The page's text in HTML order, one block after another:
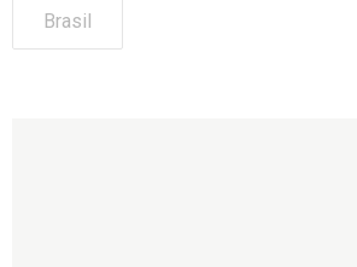
Brasil